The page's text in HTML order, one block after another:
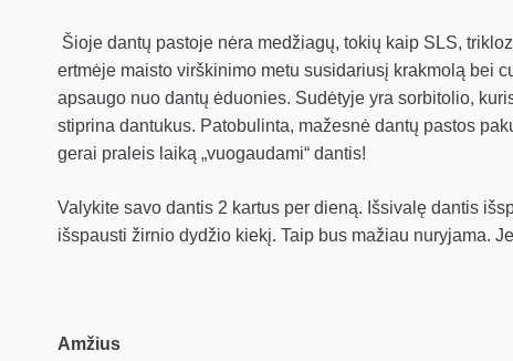
Šioje dantų pastoje nėra medžiagų, tokių kaip SLS,
ertmėje maisto virškinimo metu susidariusį krakmolą bei
apsaugo nuo dantų ėduonies. Sudėtyje yra sorbitolio,
stiprina dantukus. Patobulinta, mažesnė dantų pastos
gerai praleis laiką „vuogaudami“ dantis!
Valykite savo dantis 2 kartus per dieną. Išsivalę dantis
išspausti žirnio dydžio kiekį. Taip bus mažiau nuryjama.
Amžius